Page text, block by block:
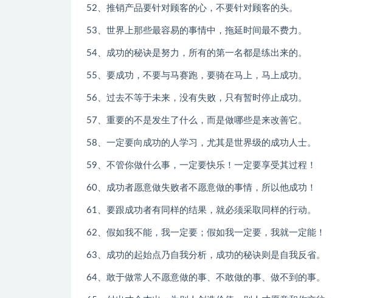
52、推销产品要针对顾客的心，不要针对顾客的头。
53、世界上那些最容易的事情中，拖延时间最不费力。
54、成功的秘诀是努力，所有的第一名都是练出来的。
55、要成功，不要与马赛跑，要骑在马上，马上成功。
56、过去不等于未来，没有失败，只有暂时停止成功。
57、重要的不是发生了什么，而是做哪些是来改善它。
58、一定要向成功的人学习，尤其是世界级的成功人士。
59、不管你做什么事，一定要快乐！一定要享受其过程！
60、成功者愿意做失败者不愿意做的事情，所以他成功！
61、要跟成功者有同样的结果，就必须采取同样的行动。
62、假如我不能，我一定要；假如我一定要，我就一定能！
63、成功的起始点乃自我分析，成功的秘诀则是自我反省。
64、敢于做常人不愿意做的事、不敢做的事、做不到的事。